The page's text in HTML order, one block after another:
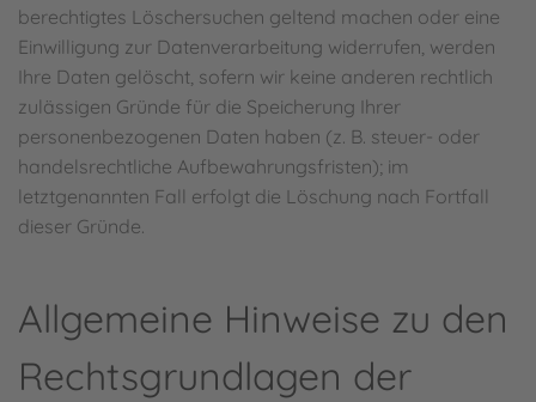
berechtigtes Löschersuchen geltend machen oder eine
Einwilligung zur Datenverarbeitung widerrufen, werden
Ihre Daten gelöscht, sofern wir keine anderen rechtlich
zulässigen Gründe für die Speicherung Ihrer
personenbezogenen Daten haben (z. B. steuer- oder
handelsrechtliche Aufbewahrungsfristen); im
letztgenannten Fall erfolgt die Löschung nach Fortfall
dieser Gründe.
Allgemeine Hinweise zu den
Rechtsgrundlagen der